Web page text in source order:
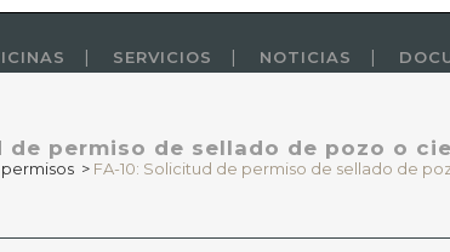
SERVICIOS NOTICIAS
de permiso de sellado de pozo o
> FA-10: Solicitud de permiso de sellado de